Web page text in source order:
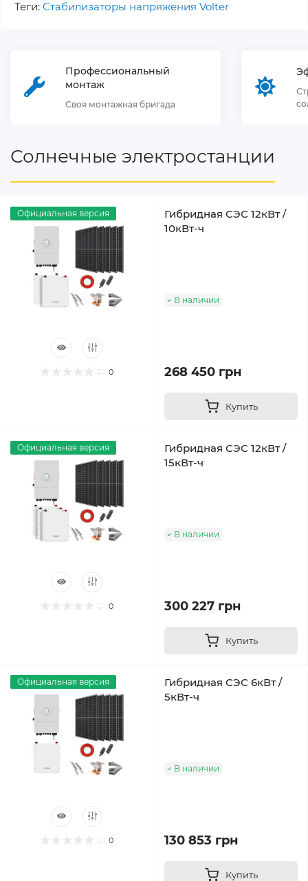
Теги: Стабилизаторы напряжения Volter
Профессиональный
монтаж
Своя монтажная бригада
Солнечные электростанции
Официальная версия
0
Гибридная СЭС 12кВт /
10кВт-ч
В наличии
268 450 грн
Купить
Официальная версия
0
Гибридная СЭС 12кВт /
15кВт-ч
В наличии
300 227 грн
Купить
Официальная версия
0
Гибридная СЭС 6кВт /
5кВт-ч
В наличии
130 853 грн
Купить